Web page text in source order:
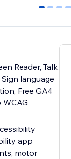
0 1 2 3
Reader, Talk
language
Free GA4
app
motor